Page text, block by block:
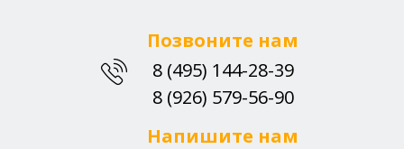
Позвоните нам
8 (495) 144-28-39
8 (926) 579-56-90
Напишите нам